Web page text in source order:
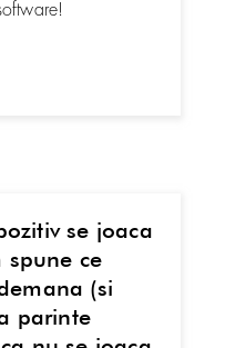
se joaca
ce
(si
parinte